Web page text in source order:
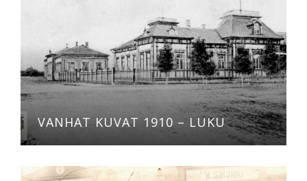
VANHAT KUVAT 1910 – LUKU